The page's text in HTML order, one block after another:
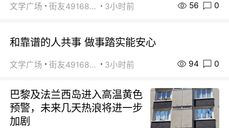
文学广场 街友49168527 3小时前 56 0
和靠谱的人共事 做事踏实能安心
文学广场 街友49168527 3小时前 94 0
巴黎及法兰西岛进入高温黄色
预警，未来几天热浪将进一步
加剧